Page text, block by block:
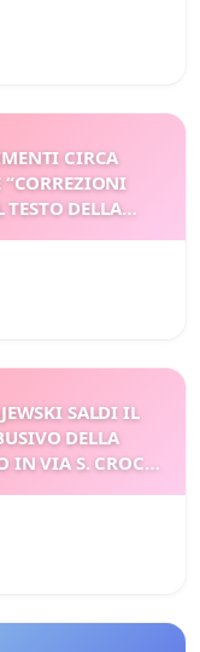
CIRCA
“CORREZIONI
TESTO DELLA
SALDI IL
DELLA
IN VIA S. CROCE